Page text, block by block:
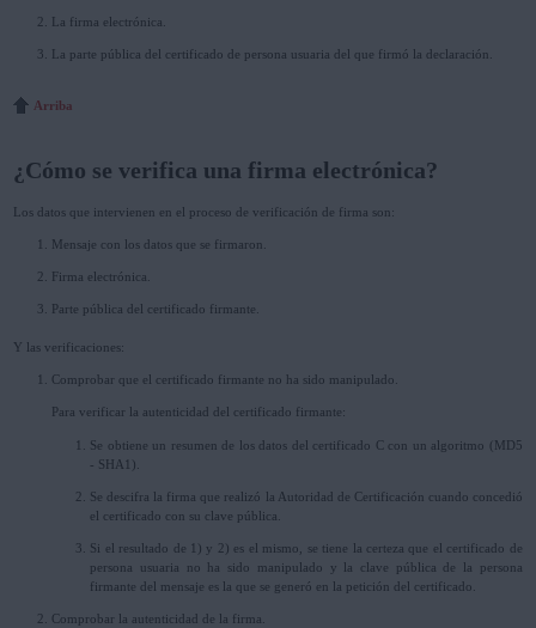
La firma electrónica.
La parte pública del certificado de persona usuaria del que firmó la declaración.
Arriba
¿Cómo se verifica una firma electrónica?
Los datos que intervienen en el proceso de verificación de firma son:
Mensaje con los datos que se firmaron.
Firma electrónica.
Parte pública del certificado firmante.
Y las verificaciones:
Comprobar que el certificado firmante no ha sido manipulado.
Para verificar la autenticidad del certificado firmante:
Se obtiene un resumen de los datos del certificado C con un algoritmo (MD5
- SHA1).
Se descifra la firma que realizó la Autoridad de Certificación cuando concedió
el certificado con su clave pública.
Si el resultado de 1) y 2) es el mismo, se tiene la certeza que el certificado de
persona usuaria no ha sido manipulado y la clave pública de la persona
firmante del mensaje es la que se generó en la petición del certificado.
Comprobar la autenticidad de la firma.